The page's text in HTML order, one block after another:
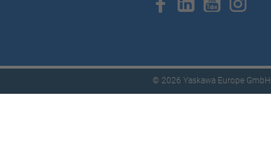
© 2026 Yaskawa Europe GmbH